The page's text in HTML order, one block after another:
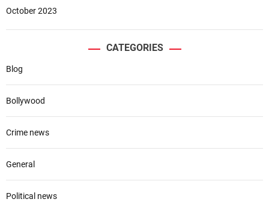
October 2023
CATEGORIES
Blog
Bollywood
Crime news
General
Political news